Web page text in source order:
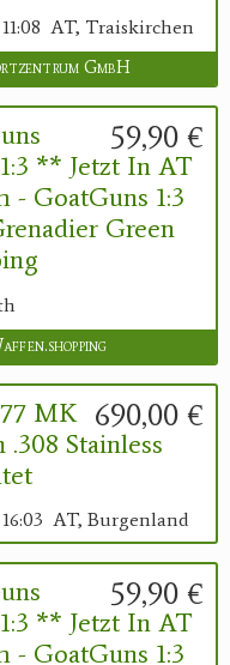
AT, Traiskirchen
GmbH
59,90 €
** Jetzt In AT
- GoatGuns 1:3
Green
690,00 €
MK
.308 Stainless
AT, Burgenland
59,90 €
** Jetzt In AT
- GoatGuns 1:3